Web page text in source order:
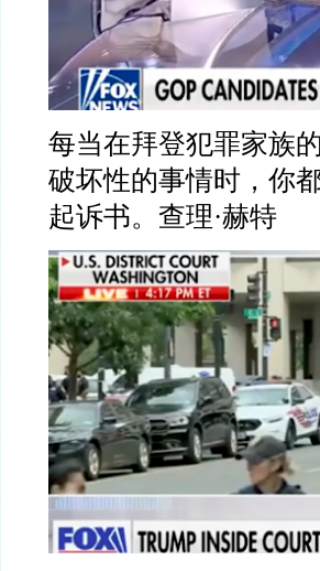
每当在拜登犯罪家族
破坏性的事情时，你
起诉书。查理·赫特